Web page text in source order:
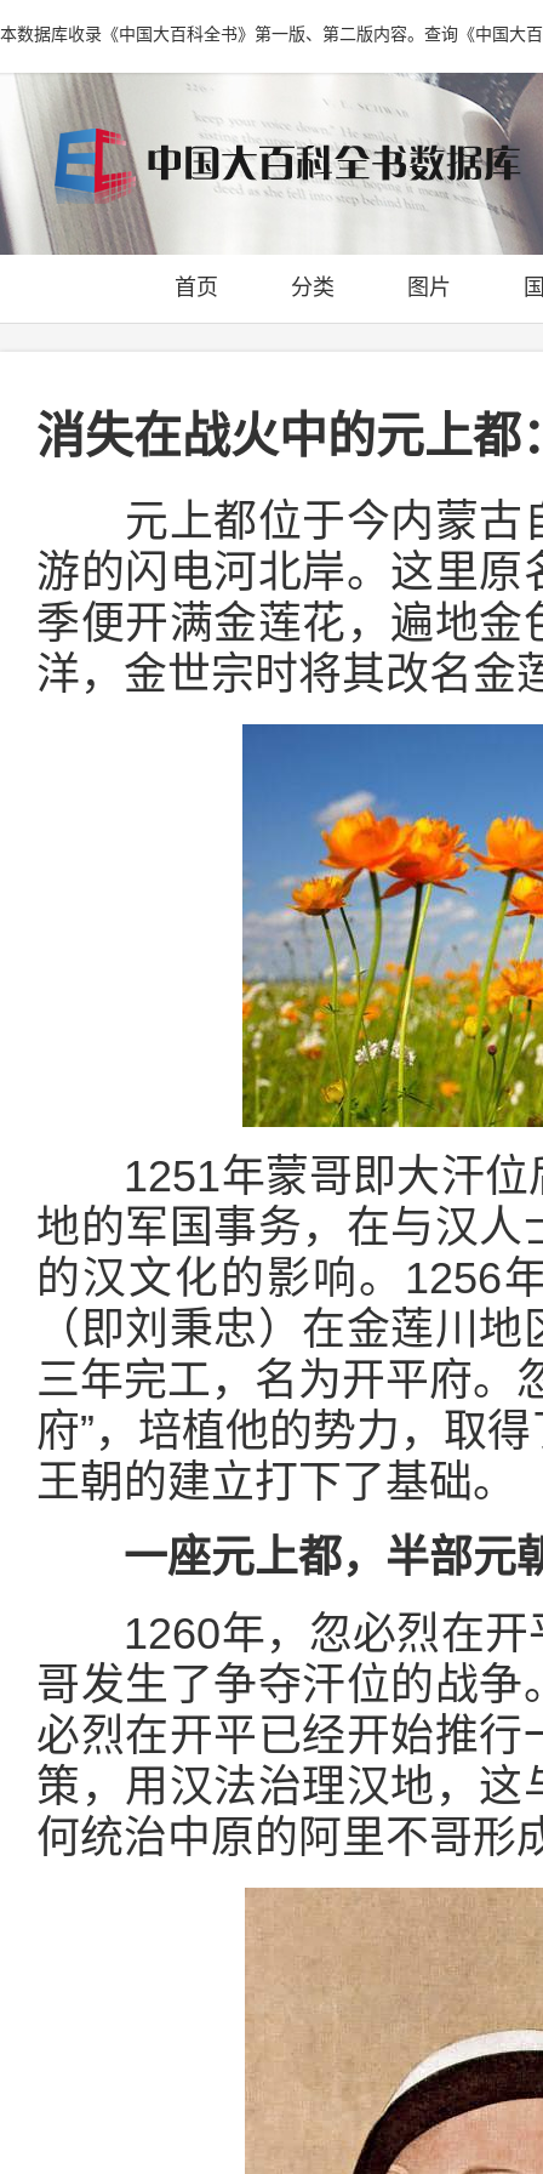
本数据库收录《中国大百科全书》第一版、第二版内容。查询《中国大
首页 分类 图片
消失在战火中的元上
元上都位于今内蒙古
游的闪电河北岸。这里
季便开满金莲花，遍地
洋，金世宗时将其改名金
1251年蒙哥即大汗位
地的军国事务，在与汉
的汉文化的影响。1256
（即刘秉忠）在金莲川
三年完工，名为开平府。
府”，培植他的势力，取
王朝的建立打下了基础。
一座元上都，半部元
1260年，忽必烈在
哥发生了争夺汗位的战
必烈在开平已经开始推
策，用汉法治理汉地，
何统治中原的阿里不哥形